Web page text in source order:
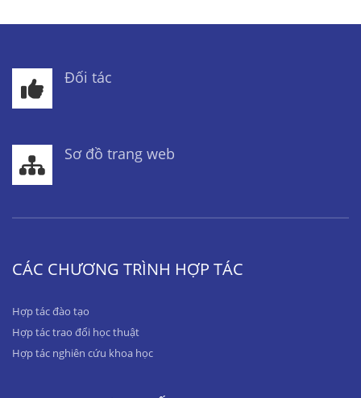
Đối tác
Sơ đồ trang web
CÁC CHƯƠNG TRÌNH HỢP TÁC
Hợp tác đào tạo
Hợp tác trao đổi học thuật
Hợp tác nghiên cứu khoa học